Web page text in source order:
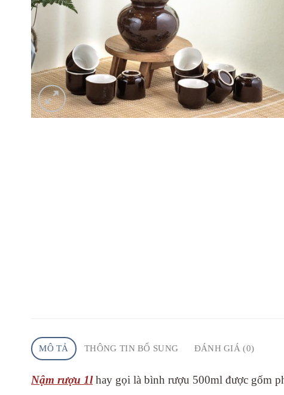
MÔ TẢ THÔNG TIN BỔ SUNG ĐÁNH GIÁ (0)
Nậm rượu 1lhay gọi là bình rượu 500ml được gốm